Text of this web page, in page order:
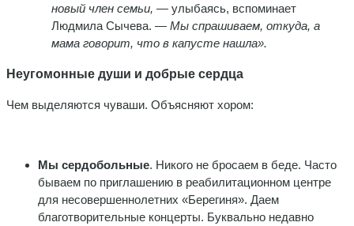
новый член семьи, —улыбаясь, вспоминает
Людмила Сычева. — Мы спрашиваем, откуда, а
мама говорит, что в капусте нашла».
Неугомонные души и добрые сердца
Чем выделяются чуваши. Объясняют хором:
Мы сердобольные. Никого не бросаем в беде. Часто
бываем по приглашению в реабилитационном центре
для несовершеннолетних «Берегиня». Даем
благотворительные концерты. Буквально недавно